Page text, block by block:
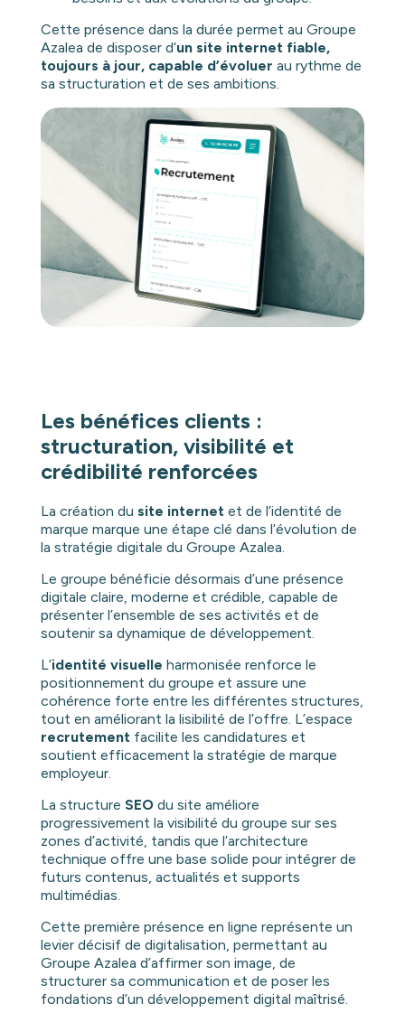
Cette présence dans la durée permet au Groupe
Azalea de disposer d’un site internet fiable,
toujours à jour, capable d’évoluer au rythme de
sa structuration et de ses ambitions.
Les bénéfices clients :
structuration, visibilité et
crédibilité renforcées
La création du site internetet de l’identité de
marque marque une étape clé dans l’évolution de
la stratégie digitale du Groupe Azalea.
Le groupe bénéficie désormais d’une présence
digitale claire, moderne et crédible, capable de
présenter l’ensemble de ses activités et de
soutenir sa dynamique de développement.
L’identité visuelle harmonisée renforce le
positionnement du groupe et assure une
cohérence forte entre les différentes structures,
tout en améliorant la lisibilité de l’offre. L’espace
recrutementfacilite les candidatures et
soutient efficacement la stratégie de marque
employeur.
La structure SEOdu site améliore
progressivement la visibilité du groupe sur ses
zones d’activité, tandis que l’architecture
technique offre une base solide pour intégrer de
futurs contenus, actualités et supports
multimédias.
Cette première présence en ligne représente un
levier décisif de digitalisation, permettant au
Groupe Azalea d’affirmer son image, de
structurer sa communication et de poser les
fondations d’un développement digital maîtrisé.